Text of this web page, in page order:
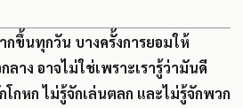
กขึ้นทุกวัน บางครั้งการยอมให้
าง อาจไม่ใช่เพราะเรารู้ว่ามันดี
กหก ไม่รู้จักเล่นตลก และไม่รู้จักพวก